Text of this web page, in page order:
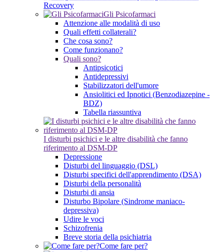
Recovery
Gli Psicofarmaci
Attenzione alle modalità di uso
Quali effetti collaterali?
Che cosa sono?
Come funzionano?
Quali sono?
Antipsicotici
Antidepressivi
Stabilizzatori dell'umore
Ansiolitici ed Ipnotici (Benzodiazepine -
BDZ)
Tabella riassuntiva
I disturbi psichici e le altre disabilità che fanno
riferimento al DSM-DP
Depressione
Disturbi del linguaggio (DSL)
Disturbi specifici dell'apprendimento (DSA)
Disturbi della personalità
Disturbi di ansia
Disturbo Bipolare (Sindrome maniaco-
depressiva)
Udire le voci
Schizofrenia
Breve storia della psichiatria
Come fare per?